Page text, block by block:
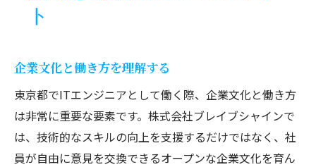
ト
企業文化と働き方を理解する
東京都でITエンジニアとして働く際、企業文化と働き方
は非常に重要な要素です。株式会社ブレイブシャインで
は、技術的なスキルの向上を支援するだけではなく、社
員が自由に意見を交換できるオープンな企業文化を育ん